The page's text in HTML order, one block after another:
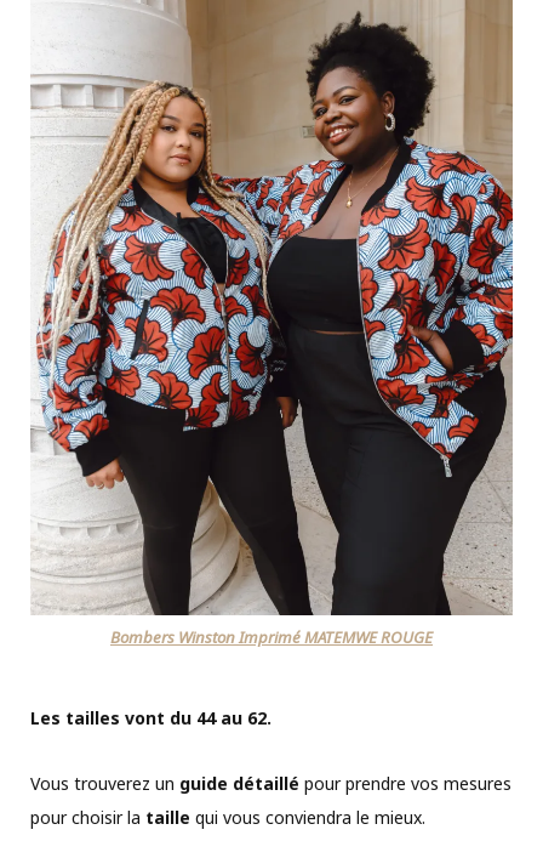
Bombers Winston Imprimé MATEMWE ROUGE
Les tailles vont du 44 au 62.
Vous trouverez un guide détaillé pour prendre vos mesures
pour choisir la taille qui vous conviendra le mieux.